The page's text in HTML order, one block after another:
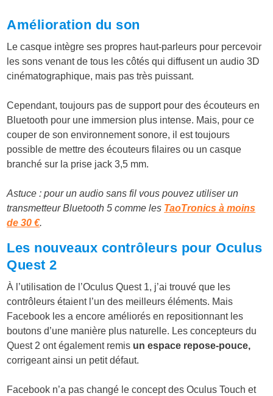
Amélioration du son
Le casque intègre ses propres haut-parleurs pour percevoir
les sons venant de tous les côtés qui diffusent un audio 3D
cinématographique, mais pas très puissant.
Cependant, toujours pas de support pour des écouteurs en
Bluetooth pour une immersion plus intense. Mais, pour ce
couper de son environnement sonore, il est toujours
possible de mettre des écouteurs filaires ou un casque
branché sur la prise jack 3,5 mm.
Astuce : pour un audio sans fil vous pouvez utiliser un
transmetteur Bluetooth 5 comme les TaoTronics à moins
de 30 €.
Les nouveaux contrôleurs pour Oculus
Quest 2
À l’utilisation de l’Oculus Quest 1, j’ai trouvé que les
contrôleurs étaient l’un des meilleurs éléments. Mais
Facebook les a encore améliorés en repositionnant les
boutons d’une manière plus naturelle. Les concepteurs du
Quest 2 ont également remis un espace repose-pouce,
corrigeant ainsi un petit défaut.
Facebook n’a pas changé le concept des Oculus Touch et